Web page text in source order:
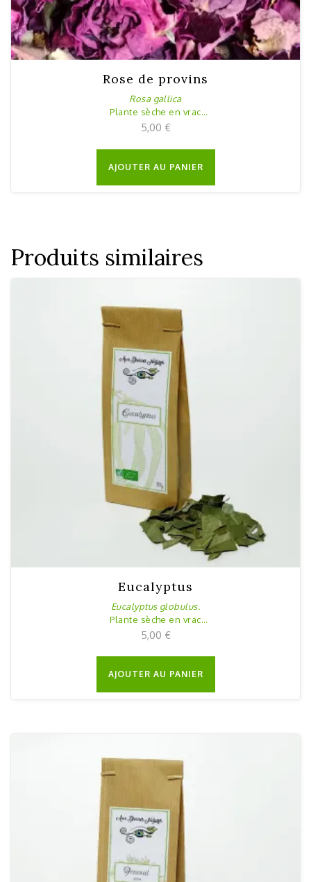
Rose de provins
Rosa gallica
Plante sèche en vrac
20g
5,00 €
AJOUTER AU PANIER
Produits similaires
Eucalyptus
Eucalyptus globulus.
Plante sèche en vrac
30g
5,00 €
AJOUTER AU PANIER